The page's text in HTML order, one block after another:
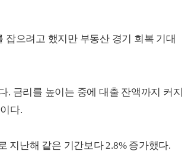
으려고 했지만 부동산 경기 회복 기대
. 금리를 높이는 중에 대출 잔액까지 커지
다.
지난해 같은 기간보다 2.8% 증가했다.